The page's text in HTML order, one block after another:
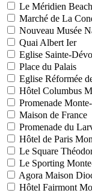
Le Méridien
Marché de La
Nouveau Musée
Quai Albert Ier
Eglise Sainte-
Place du Palais
Eglise Réformée
Hôtel Columbus
Promenade
Maison de France
Promenade du
Hôtel de Paris
Le Square
Le Sporting
Agora Maison
Hôtel Fairmont